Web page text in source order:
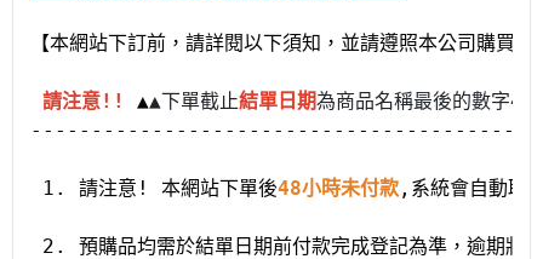
【本網站下訂前，請詳閱以下須知，並請遵照本公司購買
請注意!! ▲▲下單截止結單日期為商品名稱最後的數字4碼
1. 請注意! 本網站下單後48小時未付款 ,系統會自動取
2. 預購品均需於結單日期前付款完成登記為準，逾期將